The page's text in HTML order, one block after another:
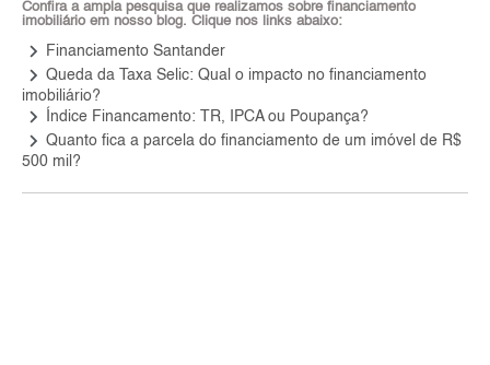
Confira a ampla pesquisa que realizamos sobre financiamento
imobiliário em nosso blog. Clique nos links abaixo:
keyboard_arrow_right Financiamento Santander
keyboard_arrow_right Queda da Taxa Selic: Qual o impacto no financiamento
imobiliário?
keyboard_arrow_right Índice Financamento: TR, IPCA ou Poupança?
keyboard_arrow_right Quanto fica a parcela do financiamento de um imóvel de R$
500 mil?